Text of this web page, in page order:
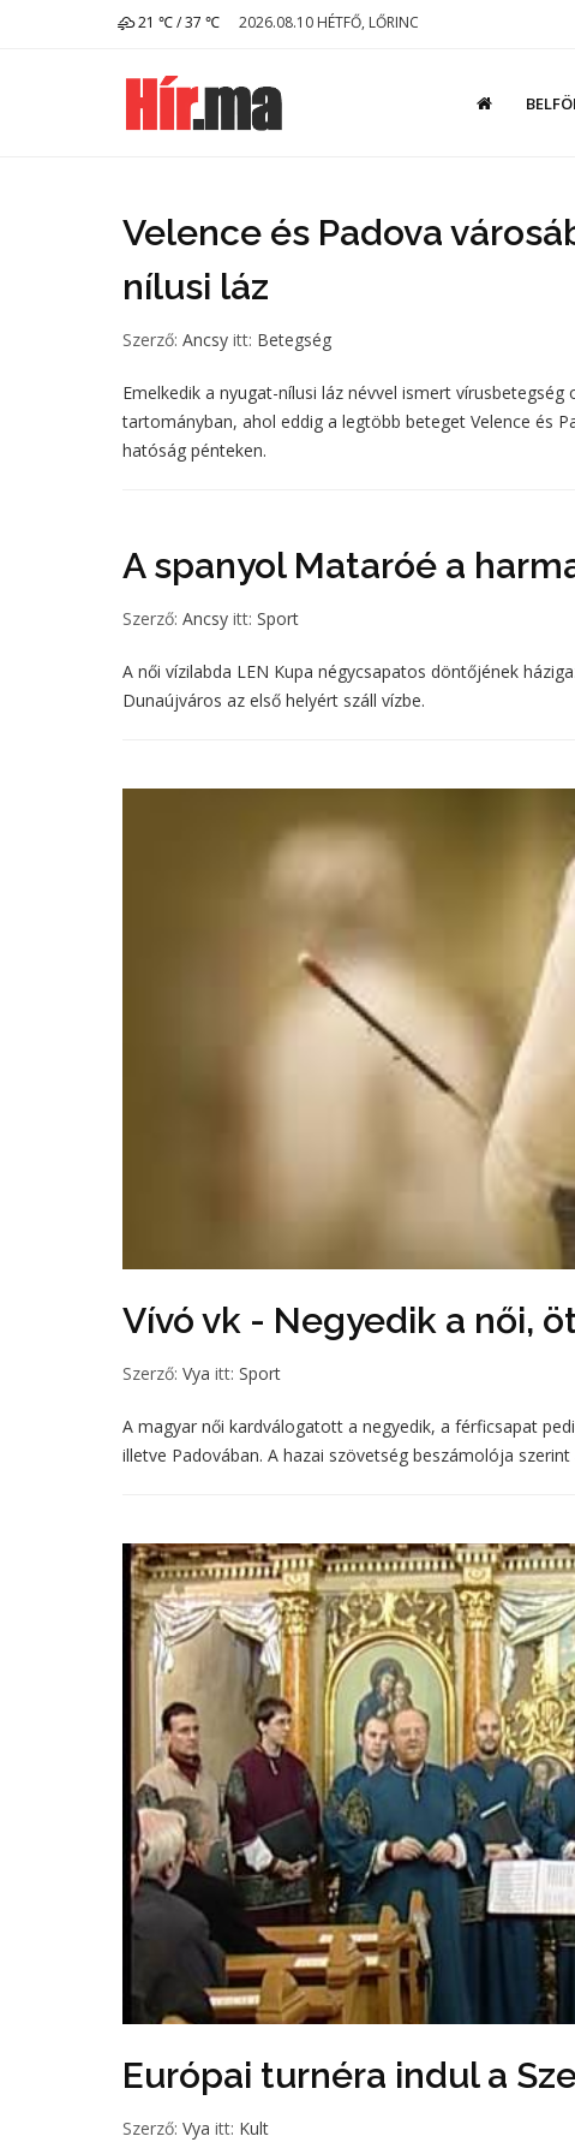
21 ℃ / 37 ℃ 2026.08.10 HÉTFŐ, LŐRINC
Velence és Padova
nílusi láz
Szerző: Ancsy itt: Betegség
Emelkedik a nyugat-nílusi láz névvel ismert
tartományban, ahol eddig a legtöbb beteget Velence és
hatóság pénteken.
A spanyol Mataróé a
Szerző: Ancsy itt: Sport
A női vízilabda LEN Kupa négycsapatos döntőjének
Dunaújváros az első helyért száll vízbe.
Vívó vk - Negyedik a női,
Szerző: Vya itt: Sport
A magyar női kardválogatott a negyedik, a férficsapat
illetve Padovában. A hazai szövetség beszámolója szerint
Európai turnéra indul a
Szerző: Vya itt: Kult